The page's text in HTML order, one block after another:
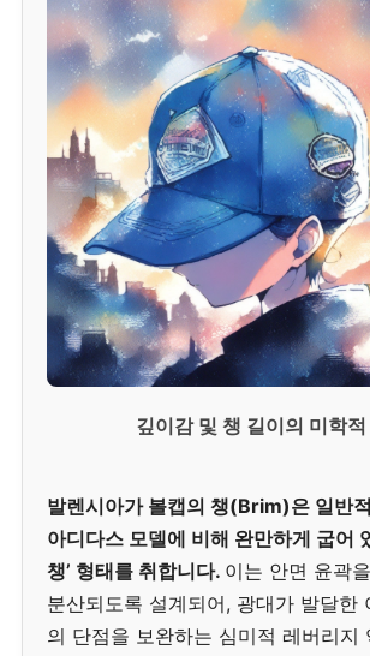
깊이감 및 챙 길이의 미학적
발렌시아가 볼캡의 챙(Brim)은 일반
아디다스 모델에 비해 완만하게 굽어
챙’ 형태를 취합니다. 이는 안면 윤곽
분산되도록 설계되어, 광대가 발달한
의 단점을 보완하는 심미적 레버리지